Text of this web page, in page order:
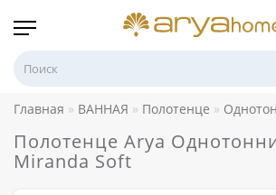
Главная ВАННАЯ Полотенце
Полотенце Arya
Miranda Soft